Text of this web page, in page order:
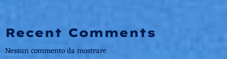
Recent Comments
Nessun commento da mostrare.